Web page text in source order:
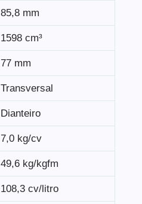
85,8 mm
1598 cm³
77 mm
Transversal
Dianteiro
7,0 kg/cv
49,6 kg/kgfm
108,3 cv/litro